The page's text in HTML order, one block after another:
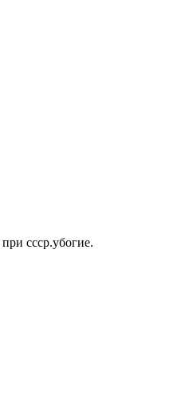
ссср.убогие.